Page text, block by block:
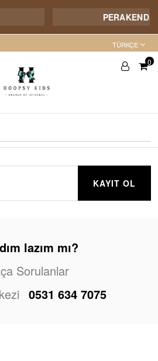
PERAKENDE
TÜRKÇE
0
KAYIT OL
lazım mı?
Sorulanlar
0531 634 7075